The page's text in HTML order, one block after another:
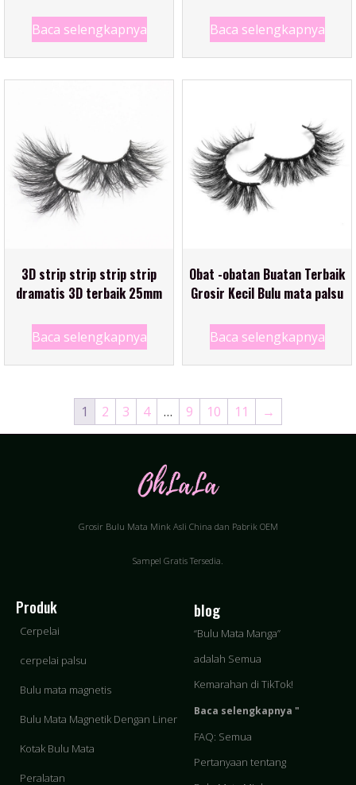
Baca selengkapnya Baca selengkapnya
3D strip strip strip strip
dramatis 3D terbaik 25mm
Baca selengkapnya
Obat -obatan Buatan Terbaik
Grosir Kecil Bulu mata palsu
Baca selengkapnya
1 2 3 4 … 9 10 11 →
Grosir Bulu Mata Mink Asli China dan Pabrik OEM
Sampel Gratis Tersedia.
Produk
Cerpelai
cerpelai palsu
Bulu mata magnetis
Bulu Mata Magnetik Dengan Liner
Kotak Bulu Mata
Peralatan
blog
“Bulu Mata Manga”
adalah Semua
Kemarahan di TikTok!
Baca selengkapnya "
FAQ: Semua
Pertanyaan tentang